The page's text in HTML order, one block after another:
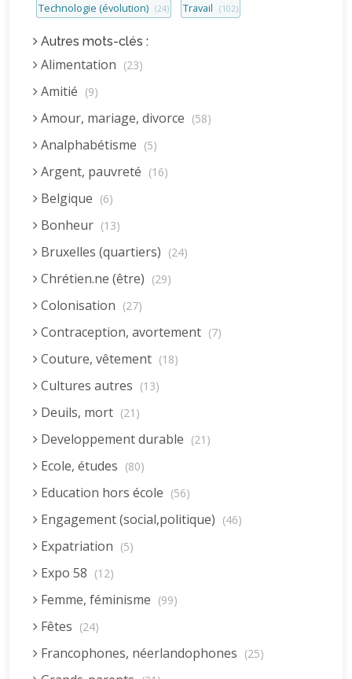
Technologie (évolution) (24) Travail (102)
Autres mots-clés :
Alimentation (23)
Amitié (9)
Amour, mariage, divorce (58)
Analphabétisme (5)
Argent, pauvreté (16)
Belgique (6)
Bonheur (13)
Bruxelles (quartiers) (24)
Chrétien.ne (être) (29)
Colonisation (27)
Contraception, avortement (7)
Couture, vêtement (18)
Cultures autres (13)
Deuils, mort (21)
Developpement durable (21)
Ecole, études (80)
Education hors école (56)
Engagement (social,politique) (46)
Expatriation (5)
Expo 58 (12)
Femme, féminisme (99)
Fêtes (24)
Francophones, néerlandophones (25)